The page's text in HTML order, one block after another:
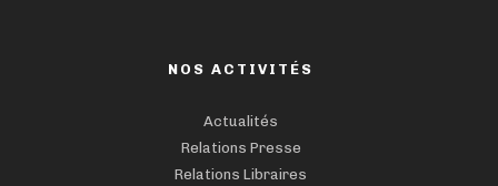
NOS ACTIVITÉS
Actualités
Relations Presse
Relations Libraires